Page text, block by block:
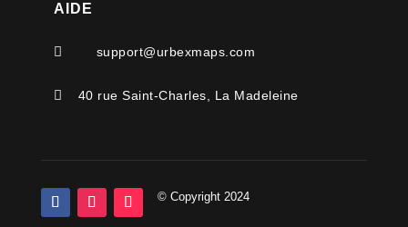
AIDE
 support@urbexmaps.com
 40 rue Saint-Charles, La Madeleine
© Copyright 2024